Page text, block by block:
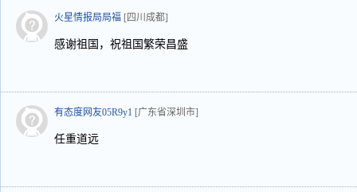
火星情报局局福 [四川成都]
感谢祖国，祝祖国繁荣昌盛
有态度网友05R9y1 [广东省深圳市]
任重道远